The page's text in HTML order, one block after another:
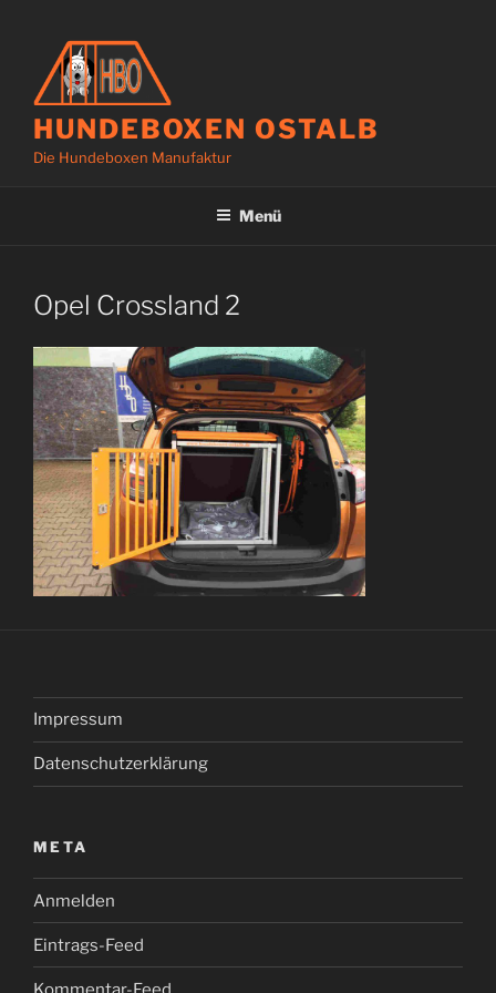
springen
HUNDEBOXEN OSTALB
Die Hundeboxen Manufaktur
Menü
Opel Crossland 2
Impressum
Datenschutzerklärung
META
Anmelden
Eintrags-Feed